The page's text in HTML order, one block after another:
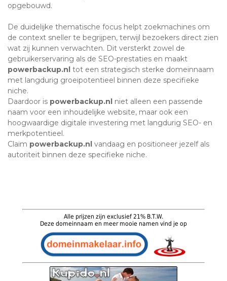
opgebouwd.
De duidelijke thematische focus helpt zoekmachines om
de context sneller te begrijpen, terwijl bezoekers direct zien
wat zij kunnen verwachten. Dit versterkt zowel de
gebruikerservaring als de SEO-prestaties en maakt
powerbackup.nl tot een strategisch sterke domeinnaam
met langdurig groeipotentieel binnen deze specifieke
niche.
Daardoor is powerbackup.nl niet alleen een passende
naam voor een inhoudelijke website, maar ook een
hoogwaardige digitale investering met langdurig SEO- en
merkpotentieel.
Claim powerbackup.nl vandaag en positioneer jezelf als
autoriteit binnen deze specifieke niche.